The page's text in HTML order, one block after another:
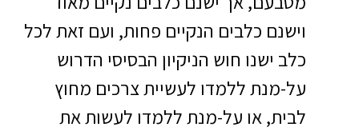
וישנם כלבים הנקיים פחות, ועם זאת לכל
כלב ישנו חוש הניקיון הבסיסי הדרוש
על-מנת ללמדו לעשיית צרכים מחוץ
לבית, או על-מנת ללמדו לעשות את